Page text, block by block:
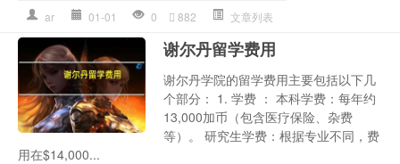
ar 01-01 0 882 文章列表
谢尔丹留学费用
谢尔丹学院的留学费用主要包括以下几
个部分： 1. 学费 ： 本科学费：每年约
13,000加币（包含医疗保险、杂费
等）。 研究生学费：根据专业不同，费
用在$14,000...